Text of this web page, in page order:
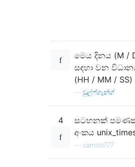
මෙය දිනය (M /
සඳහා වන
(HH / MM /
වුල්ෆ්ගැන්ග්
4
සටහනක් පමණක්,
අංකය
camillo777